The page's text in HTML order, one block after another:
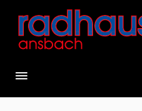
Toggle navigation